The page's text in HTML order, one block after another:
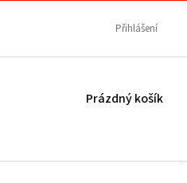
Přihlášení
NÁKUPNÍ
Prázdný košík